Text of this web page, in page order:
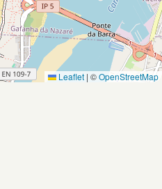
Leaflet | ©OpenStreetMap